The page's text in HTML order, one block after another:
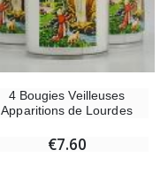
4 Bougies Veilleuses
Apparitions de Lourdes
€7.60